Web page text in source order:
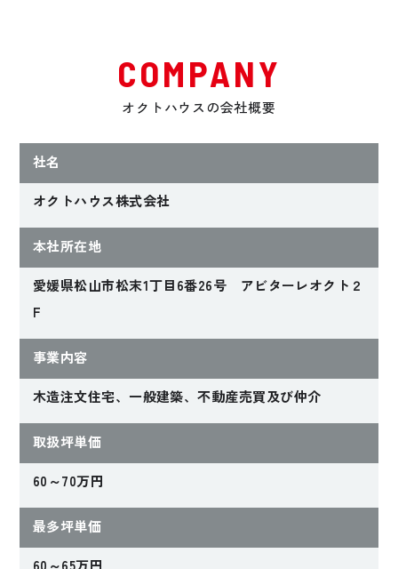
COMPANY
オクトハウスの会社概要
社名
オクトハウス株式会社
本社所在地
愛媛県松山市松末1丁目6番26号 アビターレオクト２
F
事業内容
木造注文住宅、一般建築、不動産売買及び仲介
取扱坪単価
60～70万円
最多坪単価
60～65万円